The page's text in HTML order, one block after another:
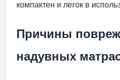
компактен и легок в
Причины
надувных